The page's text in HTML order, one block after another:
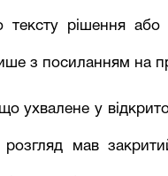
тексту рішення
з посиланням на
ухвалене у
мав